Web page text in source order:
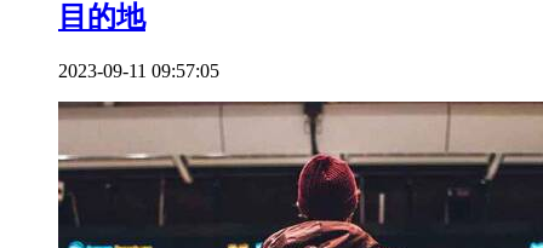
目的地
2023-09-11 09:57:05